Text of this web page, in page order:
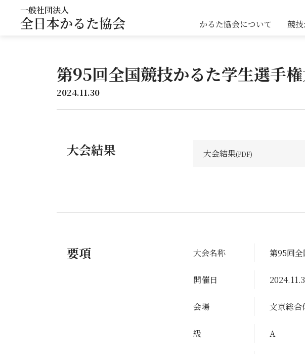
一般社団法人
全日本かるた協会 かるた協会について 競
第95回全国競技かるた学生選手
2024.11.30
大会結果 大会結果
要項 大会名称 第95回
開催日
会場 文京総合
級 A